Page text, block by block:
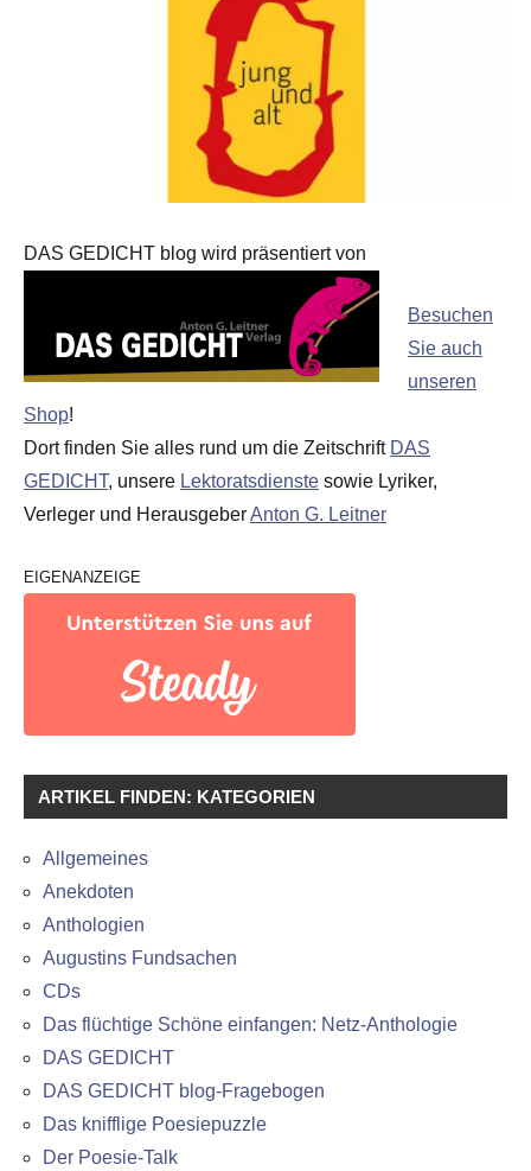
DAS GEDICHT blog wird präsentiert von
Besuchen
Sie auch
unseren
Shop!
Dort finden Sie alles rund um die Zeitschrift DAS
GEDICHT, unsere Lektoratsdienste sowie Lyriker,
Verleger und HerausgeberAnton G. Leitner
EIGENANZEIGE
ARTIKEL FINDEN: KATEGORIEN
Allgemeines
Anekdoten
Anthologien
Augustins Fundsachen
CDs
Das flüchtige Schöne einfangen: Netz-Anthologie
DAS GEDICHT
DAS GEDICHT blog-Fragebogen
Das knifflige Poesiepuzzle
Der Poesie-Talk